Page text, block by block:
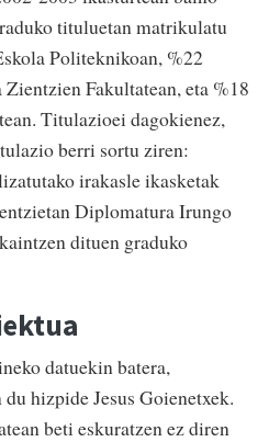
tituluetan matrikulatu
Politeknikoan, %22
Fakultatean, eta %18
Titulazioei dagokienez,
berri sortu ziren:
irakasle ikasketak
Diplomatura Irungo
dituen graduko
datuekin batera,
hizpide Jesus Goienetxek.
beti eskuratzen ez diren